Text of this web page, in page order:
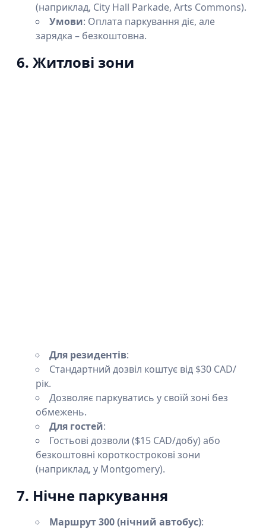
(наприклад, City Hall Parkade, Arts Commons).
Умови: Оплата паркування діє, але
зарядка – безкоштовна.
6. Житлові зони
Для резидентів:
Стандартний дозвіл коштує від $30 CAD/
рік.
Дозволяє паркуватись у своїй зоні без
обмежень.
Для гостей:
Гостьові дозволи ($15 CAD/добу) або
безкоштовні короткострокові зони
(наприклад, у Montgomery).
7. Нічне паркування
Маршрут 300 (нічний автобус):